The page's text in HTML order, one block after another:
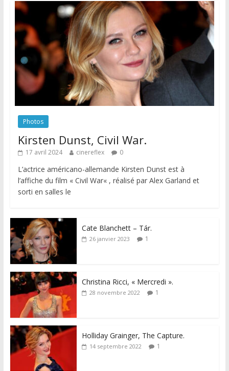
Photos
Kirsten Dunst, Civil War.
17 avril 2024 cinereflex 0
L’actrice américano-allemande Kirsten Dunst est à
l’affiche du film « Civil War« , réalisé par Alex Garland et
sorti en salles le
Cate Blanchett – Tár.
26 janvier 2023 1
Christina Ricci, « Mercredi ».
28 novembre 2022 1
Holliday Grainger, The Capture.
14 septembre 2022 1